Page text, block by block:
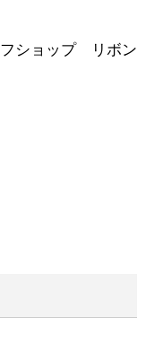
フショップ リボン